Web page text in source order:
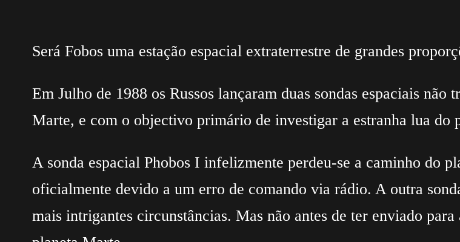
Será Fobos uma estação espacial extraterrestre de grandes
Em Julho de 1988 os Russos lançaram duas sondas espaciais
Marte, e com o objectivo primário de investigar a estranha lua do
A sonda espacial Phobos I infelizmente perdeu-se a caminho do
oficialmente devido a um erro de comando via rádio. A outra
mais intrigantes circunstâncias. Mas não antes de ter enviado